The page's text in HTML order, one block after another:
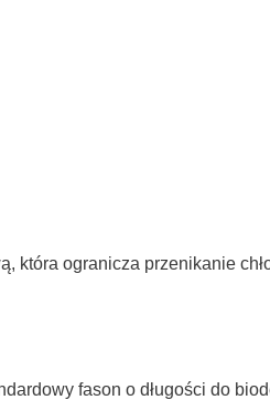
która ogranicza przenikanie
fason o długości do